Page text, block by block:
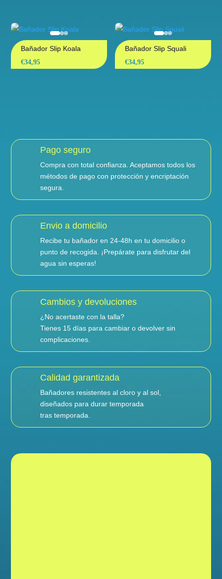
Bañador Slip Koala
€34,95
Bañador Slip Squali
€34,95
Pago seguro
Compra con total confianza. Aceptamos todos los
métodos de pago con protección y encriptación
segura.
Envio a domicilio
Recibe tu bañador en 24-48h en tu domicilio o
punto de recogida. ¡Prepárate para disfrutar del
agua sin esperas!
Cambios y devoluciones
¿No acertaste con la talla?
Tienes 15 días para cambiar o devolver sin
complicaciones.
Calidad garantizada
Bañadores resistentes al cloro y al sol,
diseñados para durar temporada
tras temporada.